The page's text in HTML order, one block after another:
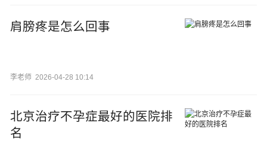
肩膀疼是怎么回事
李老师 2026-04-28 10:14
北京治疗不孕症最好的医院排
名